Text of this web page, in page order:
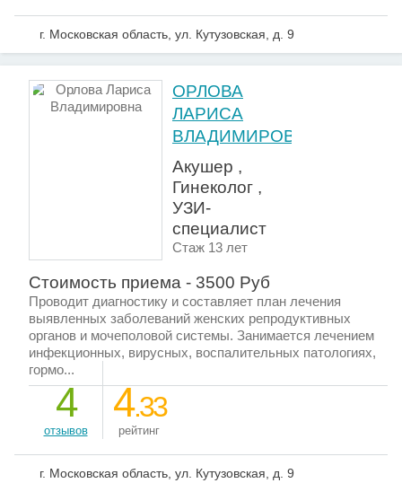
г. Московская область, ул. Кутузовская, д. 9
ОРЛОВА
ЛАРИСА
ВЛАДИМИРОВНА
Акушер ,
Гинеколог ,
УЗИ-
специалист
Стаж 13 лет
Стоимость приема - 3500 Руб
Проводит диагностику и составляет план лечения
выявленных заболеваний женских репродуктивных
органов и мочеполовой системы. Занимается лечением
инфекционных, вирусных, воспалительных патологиях,
гормо...
4
отзывов
4.33
рейтинг
г. Московская область, ул. Кутузовская, д. 9